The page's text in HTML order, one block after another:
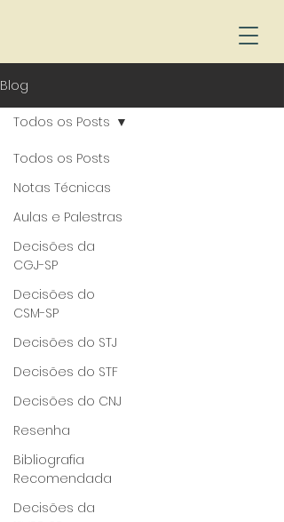
Blog
Todos os Posts
Notas Técnicas
Aulas e Palestras
Decisões da
CGJ-SP
Decisões do
CSM-SP
Decisões do STJ
Decisões do STF
Decisões do CNJ
Resenha
Bibliografia
Recomendada
Decisões da
Todos os Posts